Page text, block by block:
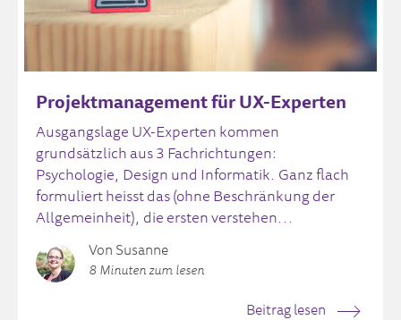
Projektmanagement für UX-Experten
Ausgangslage UX-Experten kommen
grundsätzlich aus 3 Fachrichtungen:
Psychologie, Design und Informatik. Ganz flach
formuliert heisst das (ohne Beschränkung der
Allgemeinheit), die ersten verstehen...
Von Susanne
8 Minuten zum lesen
Beitrag lesen